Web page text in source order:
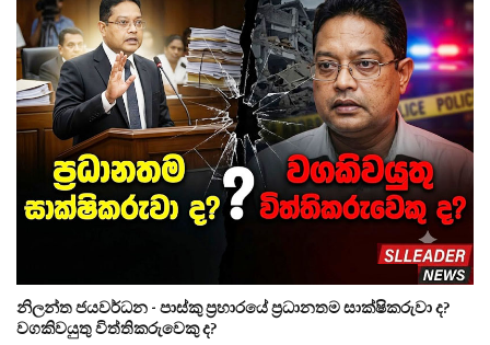
නිලන්ත ජයවර්ධන - පාස්කු ප්‍රහාරයේ ප්‍රධානතම සාක්ෂිකරුවා ද?
වගකිවයුතු විත්තිකරුවෙකු ද?